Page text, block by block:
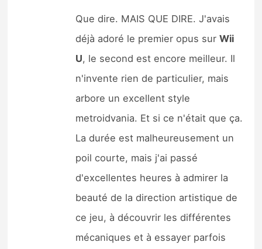
Que dire. MAIS QUE DIRE. J'avais
déjà adoré le premier opus surWii
U, le second est encore meilleur. Il
n'invente rien de particulier, mais
arbore un excellent style
metroidvania. Et si ce n'était que ça.
La durée est malheureusement un
poil courte, mais j'ai passé
d'excellentes heures à admirer la
beauté de la direction artistique de
ce jeu, à découvrir les différentes
mécaniques et à essayer parfois